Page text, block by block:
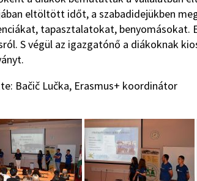
eltöltött időt, a szabadidejükben
tapasztalatokat, benyomásokat.
S végül az igazgatónő a diákoknak
Bačič Lučka, Erasmus+ koordinátor